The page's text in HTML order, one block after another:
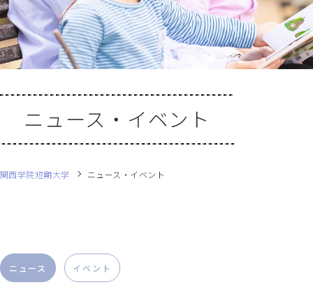
ニュース・イベント
関西学院短期大学 ニュース・イベント
ニュース イベント